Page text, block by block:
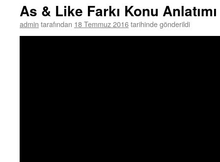
As & Like Farkı Konu Anlatımı
admin tarafından 18 Temmuz 2016tarihinde gönderildi